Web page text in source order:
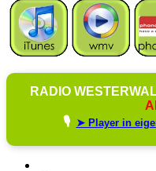
RADIO
🎙️ ➤ Player in